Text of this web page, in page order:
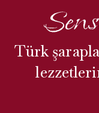
Türk